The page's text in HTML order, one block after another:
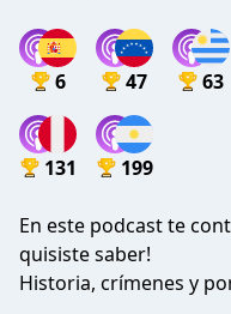
6 47 63
131 199
En este podcast te
quisiste saber!
Historia, crímenes y